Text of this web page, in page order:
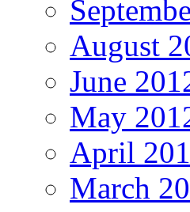
August
June
May
April
March